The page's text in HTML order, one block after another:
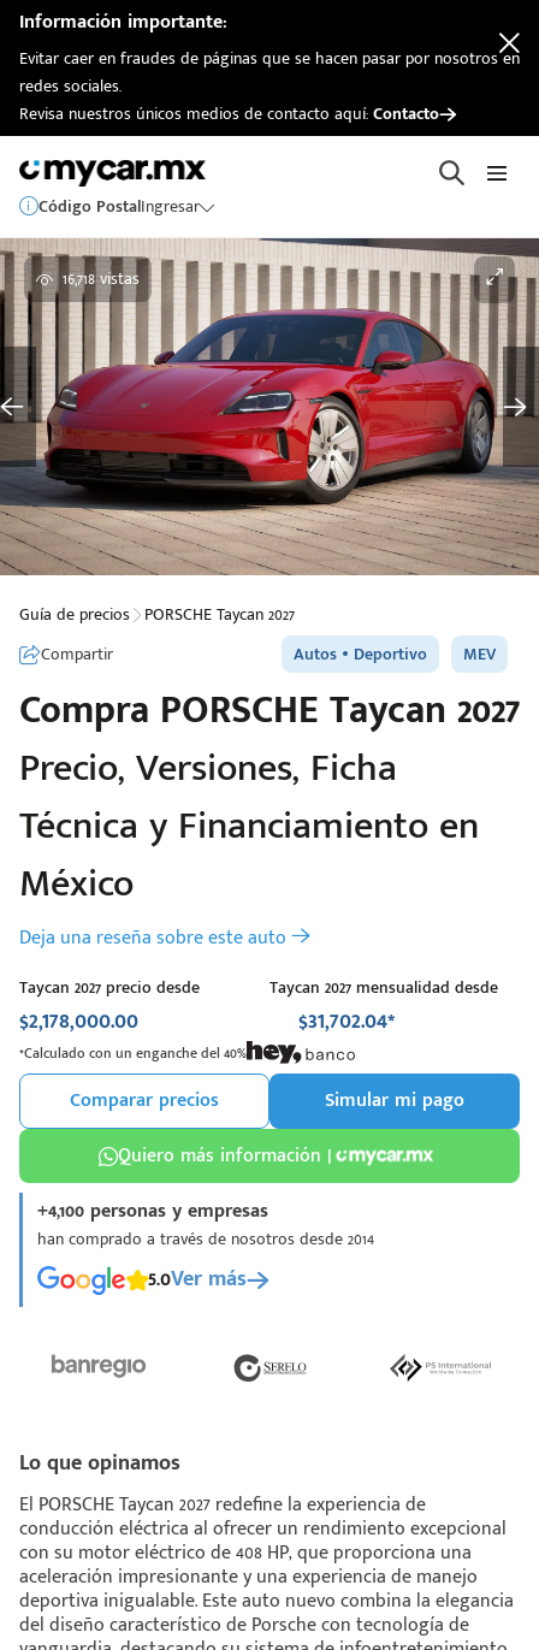
Información importante:
Evitar caer en fraudes de páginas que se hacen pasar por nosotros en
redes sociales.
Revisa nuestros únicos medios de contacto aquí:Contacto
Código PostalIngresar
16,718 vistas
Guía de precios PORSCHE Taycan 2027
Compartir
Autos Deportivo MEV
Compra PORSCHETaycan 2027
Precio, Versiones, Ficha
Técnica y Financiamiento en
México
Deja una reseña sobre este auto
Lo que opinamos
El PORSCHE Taycan 2027 redefine la experiencia de
conducción eléctrica al ofrecer un rendimiento excepcional
con su motor eléctrico de 408 HP, que proporciona una
aceleración impresionante y una experiencia de manejo
deportiva inigualable. Este auto nuevo combina la elegancia
del diseño característico de Porsche con tecnología de
Taycan 2027 precio desde
$2,178,000.00
Taycan 2027 mensualidad desde
$31,702.04*
*Calculado con un enganche del 40%
Comparar precios
Simular mi pago
Quiero más información |
+4,100 personas y empresas
han comprado a través de nosotros desde 2014
5.0Ver más
¡Espera!
enviar tu cotización
Análisis Personalizado
asesor te guiará
la mejor desición.